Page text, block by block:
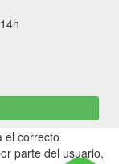
el correcto
parte del usuario,